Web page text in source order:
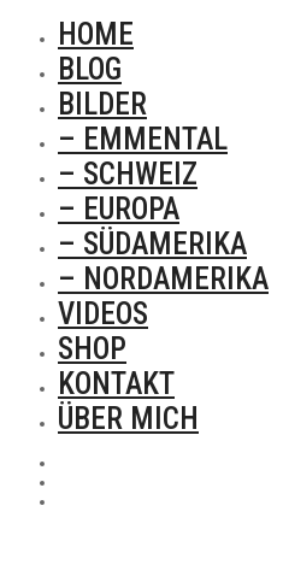
HOME
BLOG
BILDER
– EMMENTAL
– SCHWEIZ
– EUROPA
– SÜDAMERIKA
– NORDAMERIKA
VIDEOS
SHOP
KONTAKT
ÜBER MICH